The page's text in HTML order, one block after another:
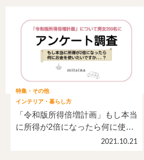
特集・その他
インテリア・暮らし方
「令和版所得倍増計画」もし本当
に所得が2倍になったら何に使
う？200名にアンケート2021.10.21